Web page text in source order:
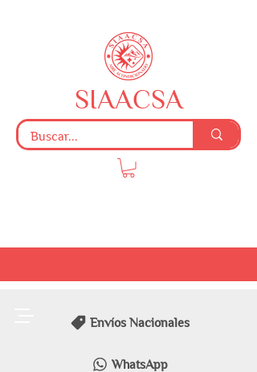
Envíos Nacionales
WhatsApp
SIAACSA